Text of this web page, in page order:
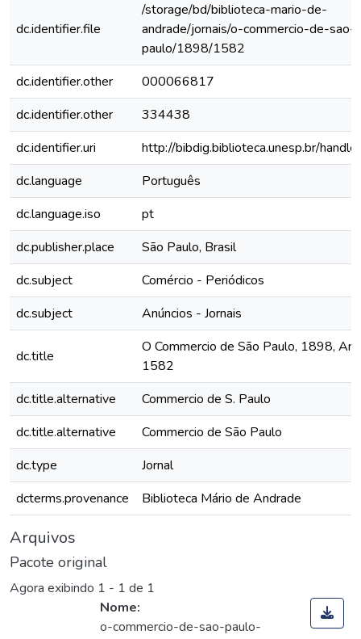
dc.identifier.file
/storage/bd/biblioteca-mario-de-
andrade/jornais/o-commercio-de-sao-
paulo/1898/1582
dc.identifier.other
000066817
dc.identifier.other
334438
dc.identifier.uri
http://bibdig.biblioteca.unesp.br/
dc.language
Português
dc.language.iso
pt
dc.publisher.place
São Paulo, Brasil
dc.subject
Comércio - Periódicos
dc.subject
Anúncios - Jornais
dc.title
O Commercio de São Paulo, 1898,
1582
dc.title.alternative
Commercio de S. Paulo
dc.title.alternative
Commercio de São Paulo
dc.type
Jornal
dcterms.provenance
Biblioteca Mário de Andrade
Arquivos
Pacote original
Agora exibindo 1 - 1 de 1
Nome:
o-commercio-de-sao-paulo-